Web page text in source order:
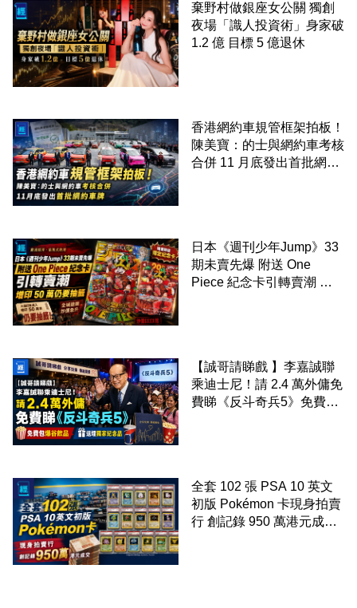
棄野村做銀座女公關 獨創
夜場「識人投資術」身家破
1.2 億 目標 5 億退休
香港網約車規管框架拍板！
陳美寶：的士與網約車考核
合併 11 月底發出首批網約
日本《週刊少年Jump》33
期未賣先爆 附送 One
Piece 紀念卡引轉賣潮 增
【誠哥請睇戲 】李嘉誠聯
乘迪士尼！請 2.4 萬外傭免
費睇《反斗奇兵5》免費包
全套 102 張 PSA 10 英文
初版 Pokémon 卡現身拍賣
行 創記錄 950 萬港元成交